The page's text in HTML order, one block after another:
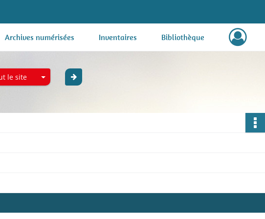
Archives numérisées Inventaires Bibliothèque
le site